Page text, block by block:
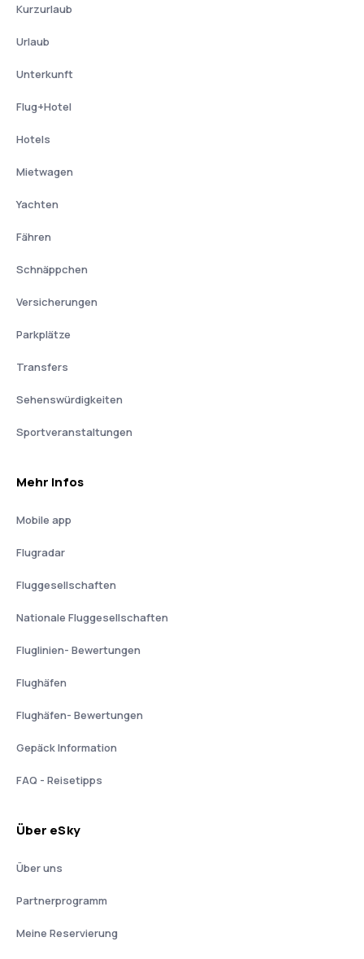
Kurzurlaub
Urlaub
Unterkunft
Flug+Hotel
Hotels
Mietwagen
Yachten
Fähren
Schnäppchen
Versicherungen
Parkplätze
Transfers
Sehenswürdigkeiten
Sportveranstaltungen
Mehr Infos
Mobile app
Flugradar
Fluggesellschaften
Nationale Fluggesellschaften
Fluglinien- Bewertungen
Flughäfen
Flughäfen- Bewertungen
Gepäck Information
FAQ - Reisetipps
Über eSky
Über uns
Partnerprogramm
Meine Reservierung